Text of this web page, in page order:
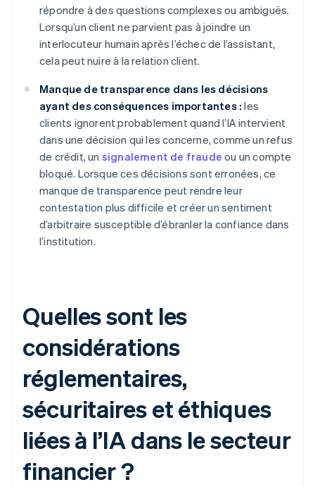
répondre à des questions complexes ou ambiguës.
Lorsqu’un client ne parvient pas à joindre un
interlocuteur humain après l’échec de l’assistant,
cela peut nuire à la relation client.
Manque de transparence dans les décisions
ayant des conséquences importantes : les
clients ignorent probablement quand l’IA intervient
dans une décision qui les concerne, comme un refus
de crédit, un signalement de fraude ou un compte
bloqué. Lorsque ces décisions sont erronées, ce
manque de transparence peut rendre leur
contestation plus difficile et créer un sentiment
d’arbitraire susceptible d’ébranler la confiance dans
l’institution.
Quelles sont les
considérations
réglementaires,
sécuritaires et éthiques
liées à l’IA dans le secteur
financier ?